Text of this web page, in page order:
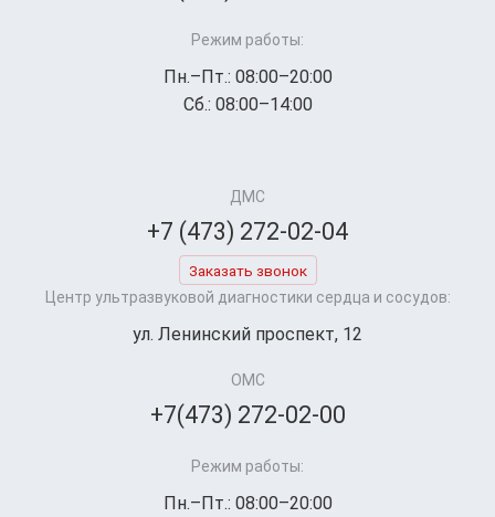
Режим работы:
Пн.–Пт.: 08:00–20:00
Сб.: 08:00–14:00
ДМС
+7 (473) 272-02-04
Заказать звонок
Центр ультразвуковой диагностики сердца и сосудов:
ул. Ленинский проспект, 12
ОМС
+7(473) 272-02-00
Режим работы:
Пн.–Пт.: 08:00–20:00